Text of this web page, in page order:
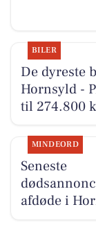
BILER
De dyreste
Hornsyld -
til 274.800
MINDEORD
Seneste
afdøde i